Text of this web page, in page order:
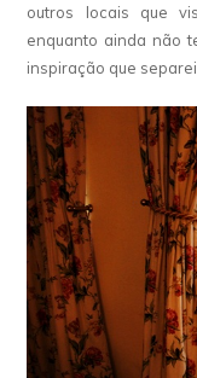
outros locais que
enquanto ainda não
inspiração que